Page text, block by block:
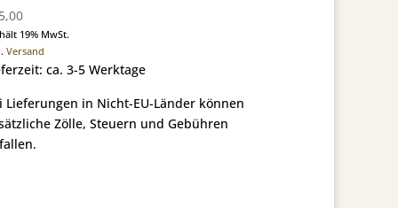
19% MwSt.
Versand
ca. 3-5 Werktage
Lieferungen in Nicht-EU-Länder können
Zölle, Steuern und Gebühren